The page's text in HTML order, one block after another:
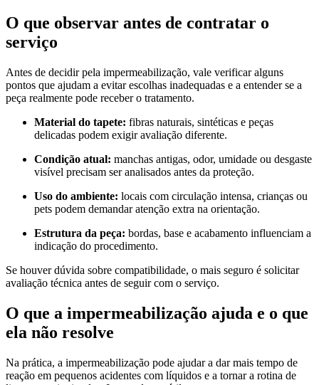
O que observar antes de contratar o
serviço
Antes de decidir pela impermeabilização, vale verificar alguns
pontos que ajudam a evitar escolhas inadequadas e a entender se a
peça realmente pode receber o tratamento.
Material do tapete: fibras naturais, sintéticas e peças
delicadas podem exigir avaliação diferente.
Condição atual: manchas antigas, odor, umidade ou desgaste
visível precisam ser analisados antes da proteção.
Uso do ambiente: locais com circulação intensa, crianças ou
pets podem demandar atenção extra na orientação.
Estrutura da peça: bordas, base e acabamento influenciam a
indicação do procedimento.
Se houver dúvida sobre compatibilidade, o mais seguro é solicitar
avaliação técnica antes de seguir com o serviço.
O que a impermeabilização ajuda e o que
ela não resolve
Na prática, a impermeabilização pode ajudar a dar mais tempo de
reação em pequenos acidentes com líquidos e a tornar a rotina de